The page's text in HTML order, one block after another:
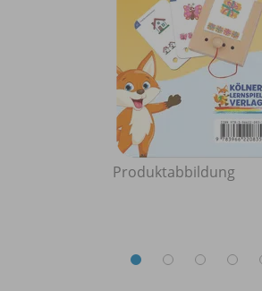
Produktabbildung